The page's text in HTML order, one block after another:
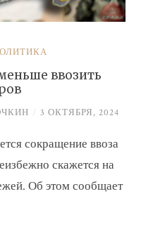
ввозить
/ 3 ОКТЯБРЯ, 2024
сокращение ввоза
скажется на
Об этом сообщает